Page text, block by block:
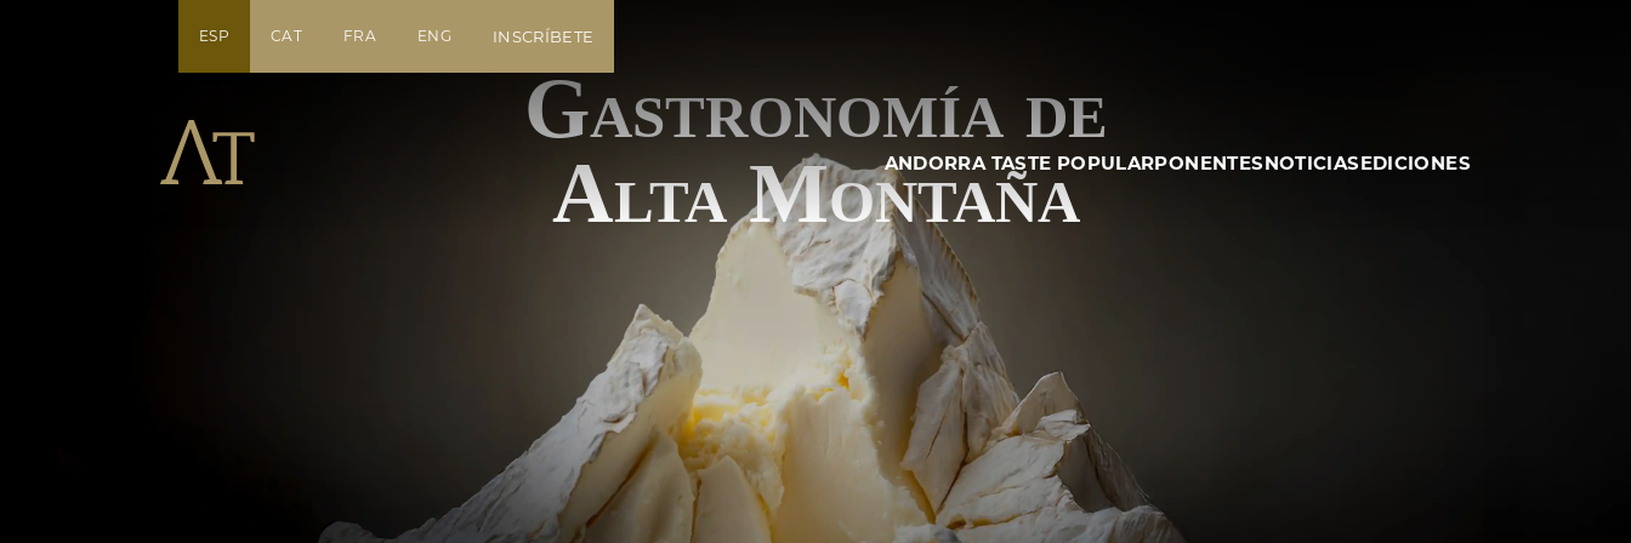
ESP CAT FRA ENG INSCRÍBETE
ANDORRA TASTE POPULARPONENTESNOTICIASEDICIONES
Gastronomíade
Alta Montaña